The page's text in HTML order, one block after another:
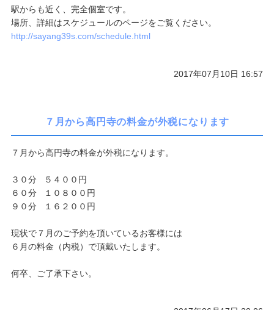
駅からも近く、完全個室です。
場所、詳細はスケジュールのページをご覧ください。
http://sayang39s.com/schedule.html
2017年07月10日 16:57
７月から高円寺の料金が外税になります
７月から高円寺の料金が外税になります。
３０分 ５４００円
６０分 １０８００円
９０分 １６２００円
現状で７月のご予約を頂いているお客様には
６月の料金（内税）で頂戴いたします。
何卒、ご了承下さい。